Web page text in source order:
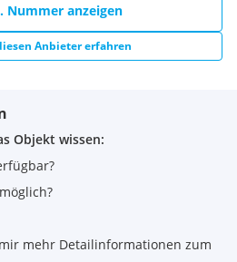
Nummer anzeigen
Anbieter erfahren
Objekt wissen:
mehr Detailinformationen zum